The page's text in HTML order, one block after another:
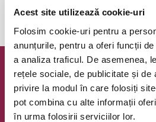
Acest site utilizează cookie-uri
Folosim cookie-uri pentru a
anunțurile, pentru a oferi funcții
a analiza traficul. De asemenea,
rețele sociale, de publicitate și de
privire la modul în care folosiți
pot combina cu alte informații
în urma folosirii serviciilor lor.
Evenimentul a
Newsletter @
Oferte exclusive si o editie
evenimente.